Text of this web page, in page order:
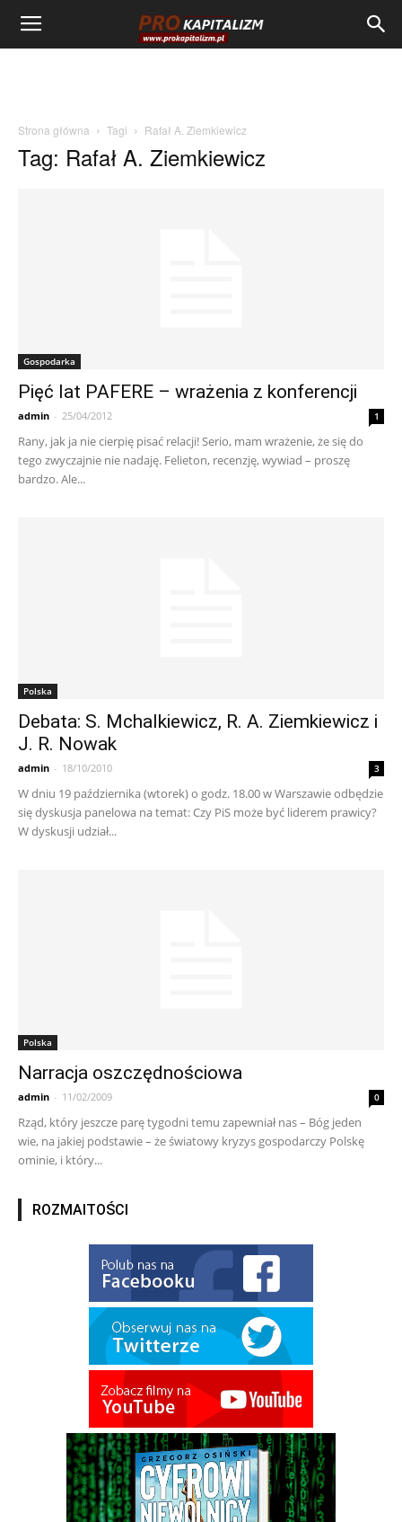
Strona główna Tagi Rafał A. Ziemkiewicz
Tag: Rafał A. Ziemkiewicz
Gospodarka
Pięć lat PAFERE – wrażenia z konferencji
admin - 25/04/2012 1
Rany, jak ja nie cierpię pisać relacji! Serio, mam wrażenie, że się do
tego zwyczajnie nie nadaję. Felieton, recenzję, wywiad – proszę
bardzo. Ale...
Polska
Debata: S. Mchalkiewicz, R. A. Ziemkiewicz i
J. R. Nowak
admin - 18/10/2010 3
W dniu 19 października (wtorek) o godz. 18.00 w Warszawie odbędzie
się dyskusja panelowa na temat: Czy PiS może być liderem prawicy?
W dyskusji udział...
Polska
Narracja oszczędnościowa
admin - 11/02/2009 0
Rząd, który jeszcze parę tygodni temu zapewniał nas – Bóg jeden
wie, na jakiej podstawie – że światowy kryzys gospodarczy Polskę
ominie, i który...
ROZMAITOŚCI